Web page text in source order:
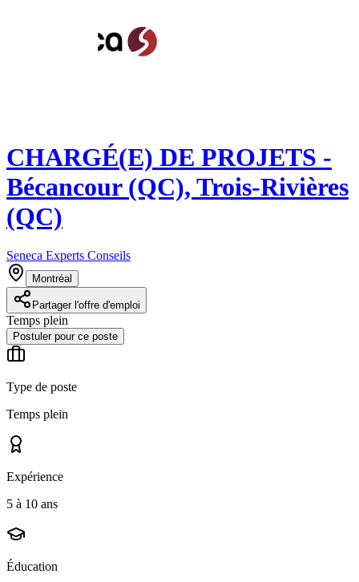
CHARGÉ(E) DE PROJETS -
Bécancour (QC), Trois-Rivières
(QC)
Seneca Experts Conseils
Montréal
Partager l'offre d'emploi
Temps plein
Postuler pour ce poste
Type de poste
Temps plein
Expérience
5 à 10 ans
Éducation